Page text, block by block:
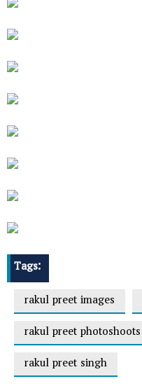
Tags:
rakul preet images
rakul preet photoshoots
rakul preet singh